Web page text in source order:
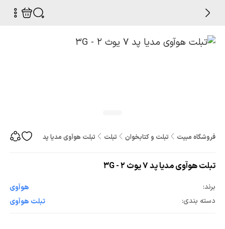
فروشگاه مبیت تبلت و کتابخوان تبلت تبلت هوآوی مدیا پد 7 یوث 2 - 3G
تبلت هوآوی مدیا پد 7 یوث 2 - 3G
برند:
هوآوی
دسته بندی:
تبلت هوآوی